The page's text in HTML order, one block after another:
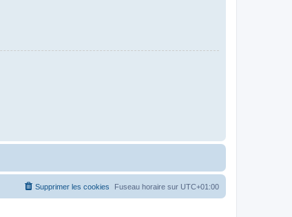
Fuseau horaire sur UTC+01:00
Supprimer les cookies